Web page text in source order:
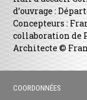
d’ouvrage :
Concepteurs :
collaboration de
Architecte ©
COORDONNÉES